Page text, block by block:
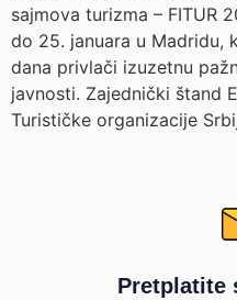
sajmova turizma – FITUR
do 25. januara u Madridu,
dana privlači izuzetnu
javnosti. Zajednički štand
Turističke organizacije
Pretplatite